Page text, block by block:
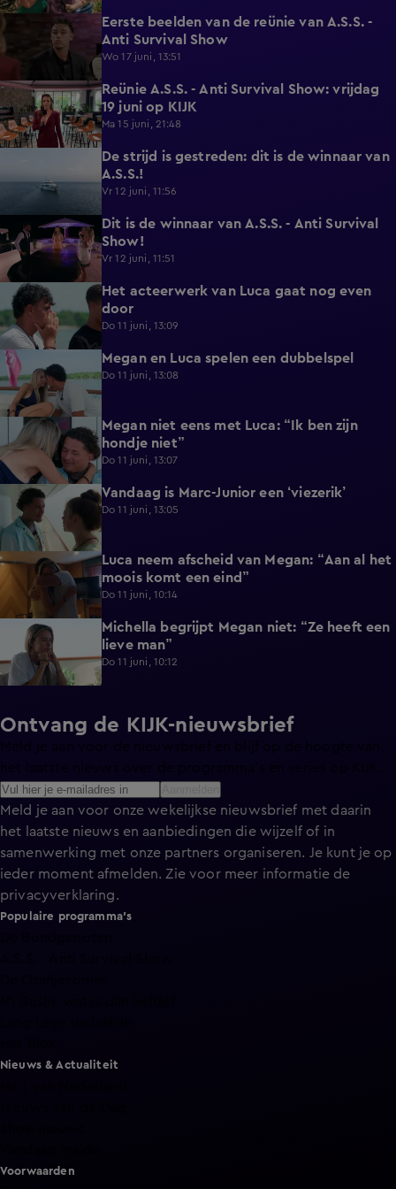
Eerste beelden van de reünie van A.S.S. -
Anti Survival Show
Wo 17 juni, 13:51
0:16
Reünie A.S.S. - Anti Survival Show: vrijdag
19 juni op KIJK
Ma 15 juni, 21:48
De strijd is gestreden: dit is de winnaar van
A.S.S.!
Vr 12 juni, 11:56
1:18
Dit is de winnaar van A.S.S. - Anti Survival
Show!
Vr 12 juni, 11:51
1:04
Het acteerwerk van Luca gaat nog even
door
Do 11 juni, 13:09
1:06 Megan en Luca spelen een dubbelspel
Do 11 juni, 13:08
0:56
Megan niet eens met Luca: “Ik ben zijn
hondje niet”
Do 11 juni, 13:07
1:06 Vandaag is Marc-Junior een ‘viezerik’
Do 11 juni, 13:05
0:38
Luca neem afscheid van Megan: “Aan al het
moois komt een eind”
Do 11 juni, 10:14
0:22
Michella begrijpt Megan niet: “Ze heeft een
lieve man”
Do 11 juni, 10:12
Ontvang de KIJK-nieuwsbrief
Meld je aan voor de nieuwsbrief en blijf op de hoogte van
Meld je aan voor onze wekelijkse nieuwsbrief met daarin
het laatste nieuws en aanbiedingen die wijzelf of in
samenwerking met onze partners organiseren. Je kunt je op
ieder moment afmelden. Zie voor meer informatie de
privacyverklaring.
Populaire programma's
Nieuws & Actualiteit
Voorwaarden